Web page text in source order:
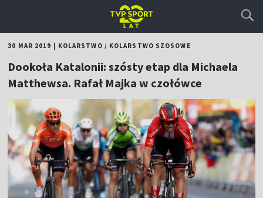
30 MAR 2019 KOLARSTWO / KOLARSTWO SZOSOWE
Dookoła Katalonii: szósty etap dla Michaela
Matthewsa. Rafał Majka w czołówce